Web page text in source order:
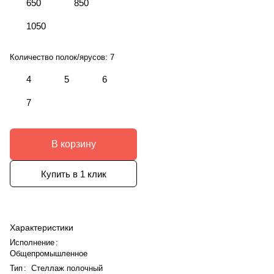
650 850
1050
Количество полок/ярусов: 7
4 5 6
7
В корзину
Купить в 1 клик
Характеристики
Исполнение :
Общепромышленное
Тип : Стеллаж полочный